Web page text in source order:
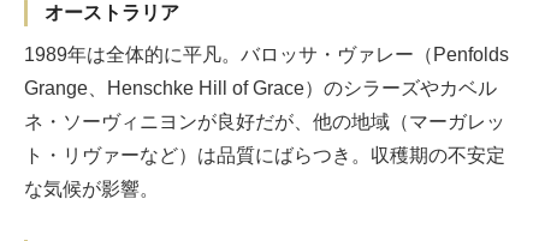
オーストラリア
1989年は全体的に平凡。バロッサ・ヴァレー（Penfolds
Grange、Henschke Hill of Grace）のシラーズやカベル
ネ・ソーヴィニヨンが良好だが、他の地域（マーガレッ
ト・リヴァーなど）は品質にばらつき。収穫期の不安定
な気候が影響。